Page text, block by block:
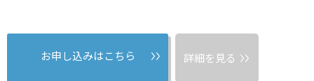
お申し込みはこちら 詳細を見る